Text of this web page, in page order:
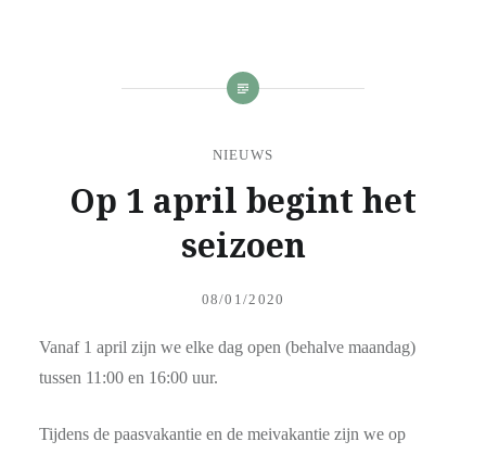
NIEUWS
Op 1 april begint het
seizoen
Posted
ADMIN
on
08/01/2020
Vanaf 1 april zijn we elke dag open (behalve maandag)
tussen 11:00 en 16:00 uur.
Tijdens de paasvakantie en de meivakantie zijn we op